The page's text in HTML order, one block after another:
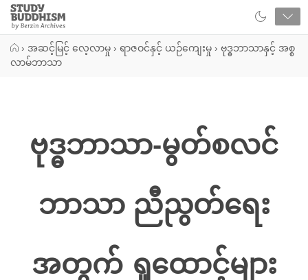
Close
Study
Buddhism
› အဆင့်မြင့် လေ့လာမှု › ရာဇဝင်နှင့် ယဉ်ကျေးမှု › ဗုဒ္ဓဘာသာနှင့် အစ္စ
လာမ်ဘာသာ
ဗုဒ္ဓဘာသာ-မွတ်စလင်
ဘာသာ ညီညွတ်ရေး
အတွက် ရှုထောင့်များ